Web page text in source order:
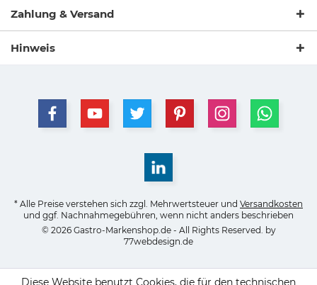
Zahlung & Versand
Hinweis
* Alle Preise verstehen sich zzgl. Mehrwertsteuer und Versandkosten
und ggf. Nachnahmegebühren, wenn nicht anders beschrieben
© 2026 Gastro-Markenshop.de - All Rights Reserved. by
77webdesign.de
Diese Website benutzt Cookies, die für den technischen